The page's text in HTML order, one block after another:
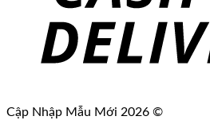
Cập Nhập Mẫu Mới 2026 ©